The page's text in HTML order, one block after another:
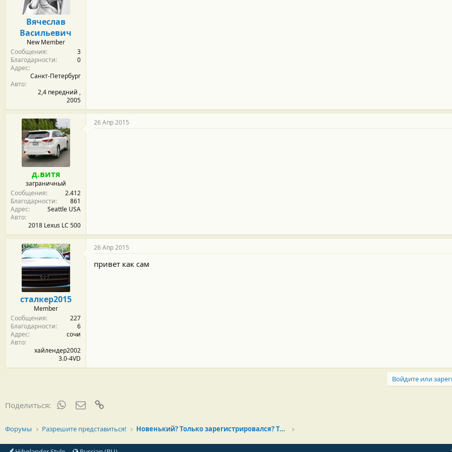
Вячеслав
Васильевич
New Member
Сообщения
3
Благодарности
0
Адрес
Санкт-Петербург
Авто
2,4 передний ,
2005
д.витя
заграничный
Сообщения
2.412
Благодарности
861
Адрес
Seattle USA
Авто
2018 Lexus LC 500
26 Апр 2015
сталкер2015
Member
Сообщения
227
Благодарности
6
Адрес
сочи
Авто
хайлендер2002
3.0-4VD
26 Апр 2015
привет как сам
Войдите или
Поделиться: WhatsAppЭлектронная почта
Форумы Разрешите представиться! Новенький? Только зарегистрировался? Тебе сюда!